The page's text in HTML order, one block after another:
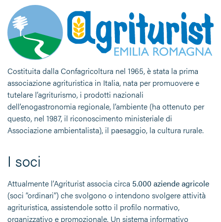
Costituita dalla Confagricoltura nel 1965, è stata la prima
associazione agrituristica in Italia, nata per promuovere e
tutelare l’agriturismo, i prodotti nazionali
dell’enogastronomia regionale, l’ambiente (ha ottenuto per
questo, nel 1987, il riconoscimento ministeriale di
Associazione ambientalista), il paesaggio, la cultura rurale.
I soci
Attualmente l’Agriturist associa circa 5.000 aziende agricole
(soci “ordinari”) che svolgono o intendono svolgere attività
agrituristica, assistendole sotto il profilo normativo,
organizzativo e promozionale. Un sistema informativo